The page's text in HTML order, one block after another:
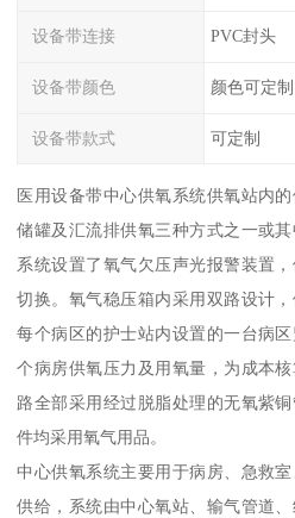
设备带连接 PVC封头
设备带颜色 颜色可定制
设备带款式 可定制
医用设备带中心供氧系统供氧站内
储罐及汇流排供氧三种方式之一或
系统设置了氧气欠压声光报警装置
切换。氧气稳压箱内采用双路设计
每个病区的护士站内设置的一台病
个病房供氧压力及用氧量，为成本
路全部采用经过脱脂处理的无氧紫
件均采用氧气用品。
中心供氧系统主要用于病房、急救
供给，系统由中心氧站、输气管道